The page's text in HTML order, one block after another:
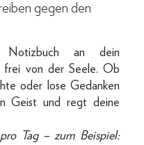
gegen den
an dein
frei von der Seele. Ob
oder lose Gedanken
Geist und regt deine
Tag – zum Beispiel: